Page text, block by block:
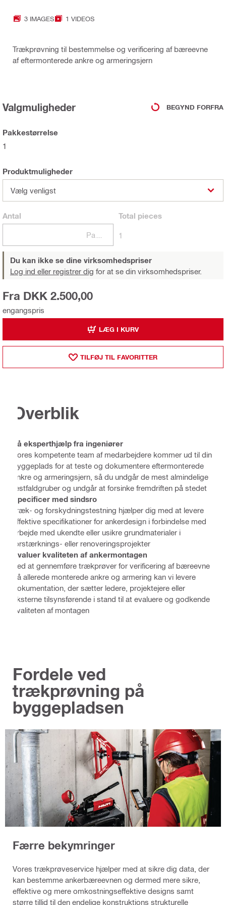
3 IMAGES 1 VIDEOS
Trækprøvning til bestemmelse og verificering af bæreevne
af eftermonterede ankre og armeringsjern
Valgmuligheder BEGYND FORFRA
Pakkestørrelse
1
Produktmuligheder
Vælg venligst
Antal Total pieces
1
Du kan ikke se dine virksomhedspriser
Log ind eller registrer dig for at se din virksomhedspriser.
Fra DKK 2.500,00
engangspris
LÆG I KURV
TILFØJ TIL FAVORITTER
Overblik
Få eksperthjælp fra ingeniører
Vores kompetente team af medarbejdere kommer ud til din
byggeplads for at teste og dokumentere eftermonterede
ankre og armeringsjern, så du undgår de mest almindelige
testfaldgruber og undgår at forsinke fremdriften på stedet
Specificer med sindsro
Træk- og forskydningstestning hjælper dig med at levere
effektive specifikationer for ankerdesign i forbindelse med
arbejde med ukendte eller usikre grundmaterialer i
forstærknings- eller renoveringsprojekter
Evaluer kvaliteten af ankermontagen
Ved at gennemføre trækprøver for verificering af bæreevne
på allerede monterede ankre og armering kan vi levere
dokumentation, der sætter ledere, projektejere eller
eksterne tilsynsførende i stand til at evaluere og godkende
kvaliteten af montagen
Fordele ved
trækprøvning på
byggepladsen
Færre bekymringer
Vores trækprøveservice hjælper med at sikre dig data, der
kan bestemme ankerbæreevnen og dermed mere sikre,
effektive og mere omkostningseffektive designs samt
større tillid til den endelige konstruktions strukturelle